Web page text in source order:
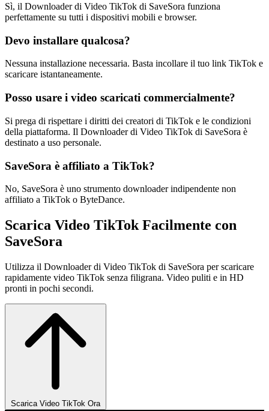
Sì, il Downloader di Video TikTok di SaveSora funziona
perfettamente su tutti i dispositivi mobili e browser.
Devo installare qualcosa?
Nessuna installazione necessaria. Basta incollare il tuo link TikTok e
scaricare istantaneamente.
Posso usare i video scaricati commercialmente?
Si prega di rispettare i diritti dei creatori di TikTok e le condizioni
della piattaforma. Il Downloader di Video TikTok di SaveSora è
destinato a uso personale.
SaveSora è affiliato a TikTok?
No, SaveSora è uno strumento downloader indipendente non
affiliato a TikTok o ByteDance.
Scarica Video TikTok Facilmente con
SaveSora
Utilizza il Downloader di Video TikTok di SaveSora per scaricare
rapidamente video TikTok senza filigrana. Video puliti e in HD
pronti in pochi secondi.
Scarica Video TikTok Ora